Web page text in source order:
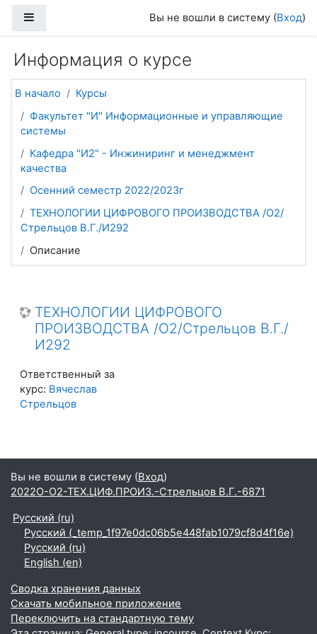
Вы не вошли в систему (Вход)
Информация о курсе
В начало
Курсы
Факультет "И" Информационные и управляющие
системы
Кафедра "И2" - Инжиниринг и менеджмент
качества
Осенний семестр 2022/2023г
ТЕХНОЛОГИИ ЦИФРОВОГО ПРОИЗВОДСТВА /О2/
Стрельцов В.Г./И292
Описание
ТЕХНОЛОГИИ ЦИФРОВОГО
ПРОИЗВОДСТВА /О2/Стрельцов В.Г./
И292
Ответственный за
курс: Вячеслав
Стрельцов
Вы не вошли в систему (Вход)
2022О-О2-ТЕХ.ЦИФ.ПРОИЗ.-Стрельцов В.Г.-6871
Русский ‎(ru)‎
Русский ‎(_temp_1f97e0dc06b5e448fab1079cf8d4f16e)‎
Русский ‎(ru)‎
English ‎(en)‎
Сводка хранения данных
Скачать мобильное приложение
Переключить на стандартную тему